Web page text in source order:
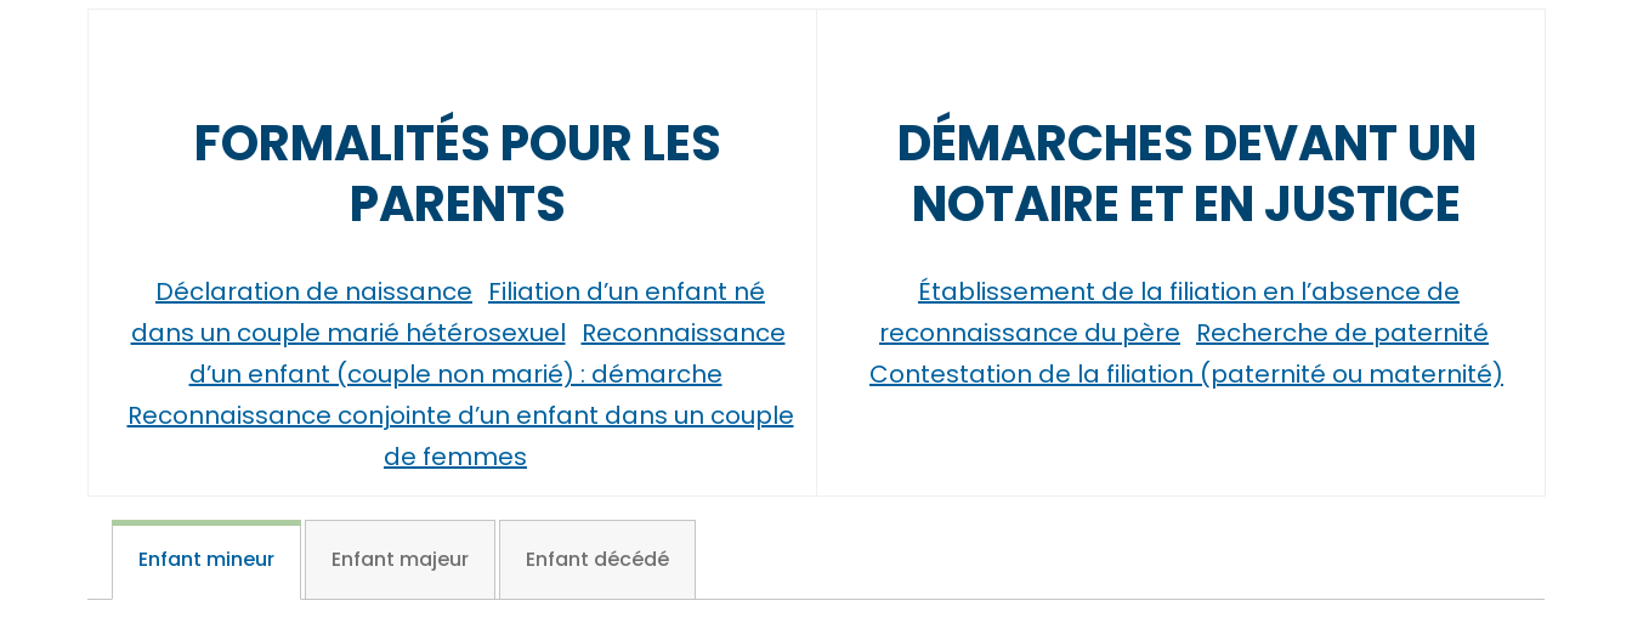
FORMALITÉS POUR LES
PARENTS
Déclaration de naissance Filiation d’un enfant né
dans un couple marié hétérosexuel Reconnaissance
d’un enfant (couple non marié) : démarche
Reconnaissance conjointe d’un enfant dans un couple
de femmes
DÉMARCHES DEVANT UN
NOTAIRE ET EN JUSTICE
Établissement de la filiation en l’absence de
reconnaissance du père Recherche de paternité
Contestation de la filiation (paternité ou maternité)
Enfant mineur Enfant majeur Enfant décédé